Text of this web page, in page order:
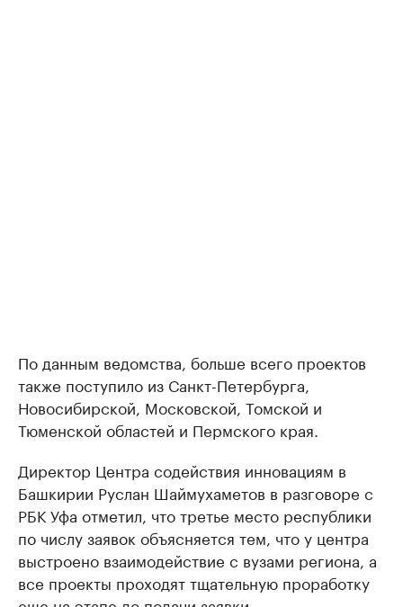
По данным ведомства, больше всего проектов
также поступило из Санкт-Петербурга,
Новосибирской, Московской, Томской и
Тюменской областей и Пермского края.
Директор Центра содействия инновациям в
Башкирии Руслан Шаймухаметов в разговоре с
РБК Уфа отметил, что третье место республики
по числу заявок объясняется тем, что у центра
выстроено взаимодействие с вузами региона, а
все проекты проходят тщательную проработку